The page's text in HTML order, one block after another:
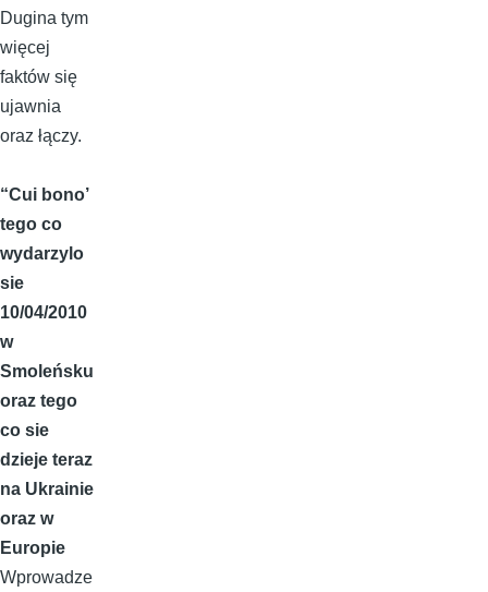
Dugina tym
więcej
faktów się
ujawnia
oraz łączy.
“Cui bono’
tego co
wydarzylo
sie
10/04/2010
w
Smoleńsku
oraz tego
co sie
dzieje teraz
na Ukrainie
oraz w
Europie
Wprowadze